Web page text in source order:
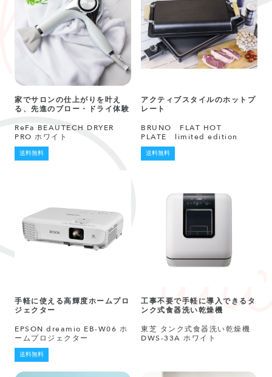
家でサロンの仕上がりを叶え
る、先進のブロー・ドライ体験
ReFa BEAUTECH DRYER
PRO ホワイト
送料無料
アクティブスタイルのホットプ
レート
BRUNO FLAT HOT
PLATE limited edition
送料無料
手軽に使える高輝度ホームプロ
ジェクター
EPSON dreamio EB-W06 ホ
ームプロジェクター
送料無料
工事不要で手軽に導入できるタ
ンク式食器洗い乾燥機
東芝 タンク式食器洗い乾燥機
DWS-33A ホワイト